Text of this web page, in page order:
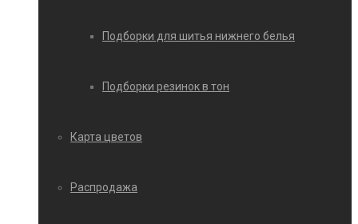
Подборки для шитья нижнего белья
Подборки резинок в тон
Карта цветов
Распродажа